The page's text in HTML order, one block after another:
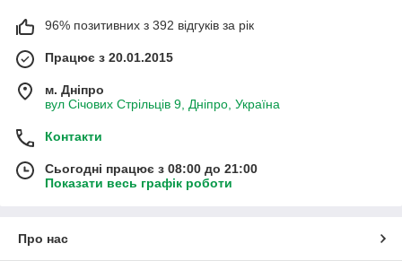
96% позитивних з 392 відгуків за рік
Працює з 20.01.2015
м. Дніпро
вул Січових Стрільців 9, Дніпро, Україна
Контакти
Сьогодні працює з 08:00 до 21:00
Показати весь графік роботи
Про нас